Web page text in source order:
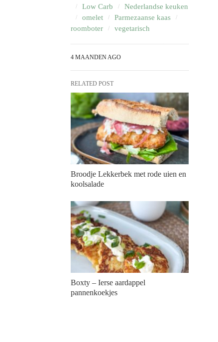
Low Carb
Nederlandse keuken
omelet
Parmezaanse kaas
roomboter
vegetarisch
4 MAANDEN AGO
RELATED POST
Broodje Lekkerbek met rode uien en
koolsalade
Boxty – Ierse aardappel
pannenkoekjes